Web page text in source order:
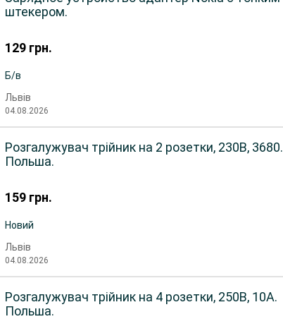
129 грн.
штекером.
Б/в
Львів
04.08.2026
159 грн.
Розгалужувач трійник на 2 розетки, 230В, 3680.
Польша.
Новий
Львів
04.08.2026
Розгалужувач трійник на 4 розетки, 250В, 10А.
Польша.